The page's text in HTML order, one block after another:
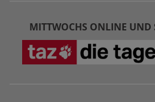
MITTWOCHS ONLINE UND